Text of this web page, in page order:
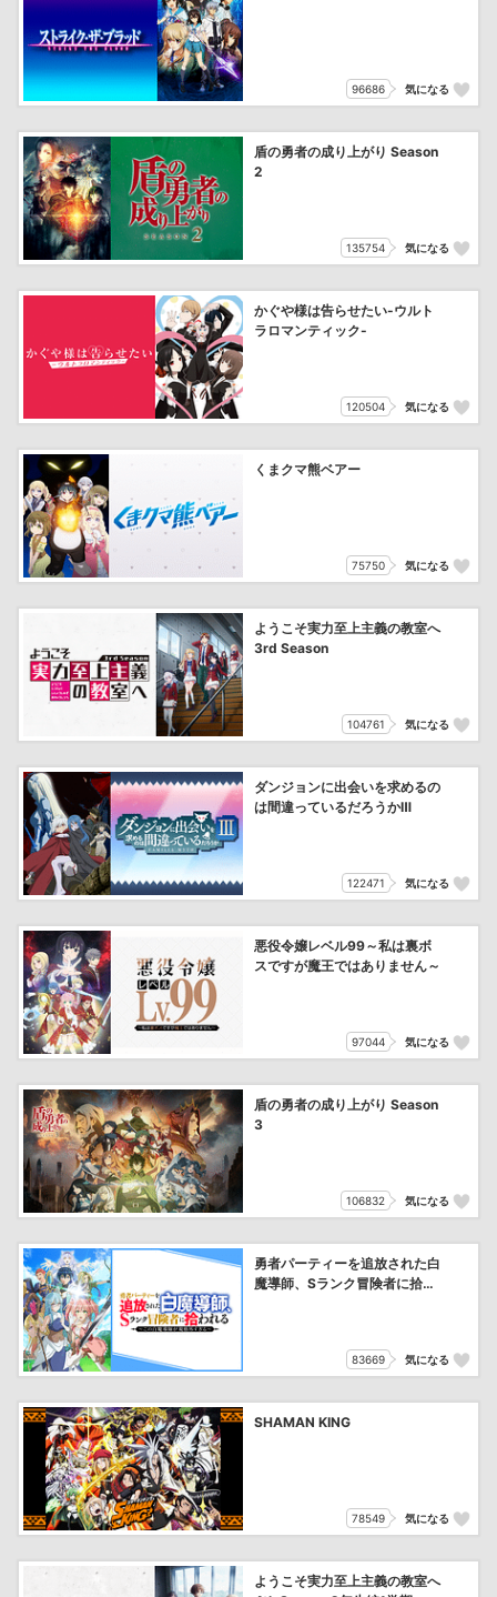
96686 気になる
盾の勇者の成り上がり Season
2
135754 気になる
かぐや様は告らせたい-ウルト
ラロマンティック-
120504 気になる
くまクマ熊ベアー
75750 気になる
ようこそ実力至上主義の教室へ
3rd Season
104761 気になる
ダンジョンに出会いを求めるの
は間違っているだろうかⅢ
122471 気になる
悪役令嬢レベル99～私は裏ボ
スですが魔王ではありません～
97044 気になる
盾の勇者の成り上がり Season
3
106832 気になる
勇者パーティーを追放された白
魔導師、Sランク冒険者に拾わ
83669 気になる
SHAMAN KING
78549 気になる
ようこそ実力至上主義の教室へ